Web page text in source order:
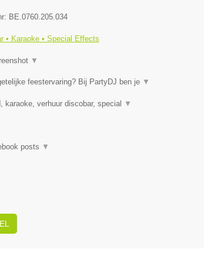
BE.0760.205.034
• Karaoke • Special Effects
▼
feestervaring? Bij PartyDJ ben je ▼
verhuur discobar, special ▼
posts ▼